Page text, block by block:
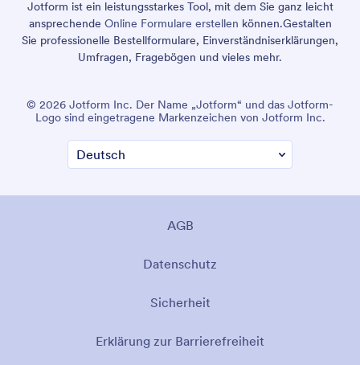
Jotform ist ein leistungsstarkes Tool, mit dem Sie ganz leicht
ansprechende Online Formulare erstellen können.Gestalten
Sie professionelle Bestellformulare, Einverständniserklärungen,
Umfragen, Fragebögen und vieles mehr.
© 2026 Jotform Inc. Der Name „Jotform“ und das Jotform-
Logo sind eingetragene Markenzeichen von Jotform Inc.
AGB
Datenschutz
Sicherheit
Erklärung zur Barrierefreiheit